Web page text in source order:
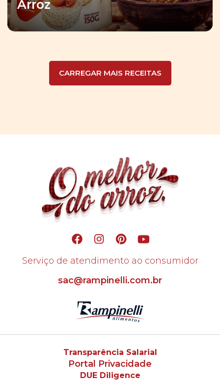
Arroz
CARREGAR MAIS RECEITAS
Serviço de atendimento ao consumidor
sac@rampinelli.com.br
Transparência Salarial
Portal Privacidade
DUE Diligence